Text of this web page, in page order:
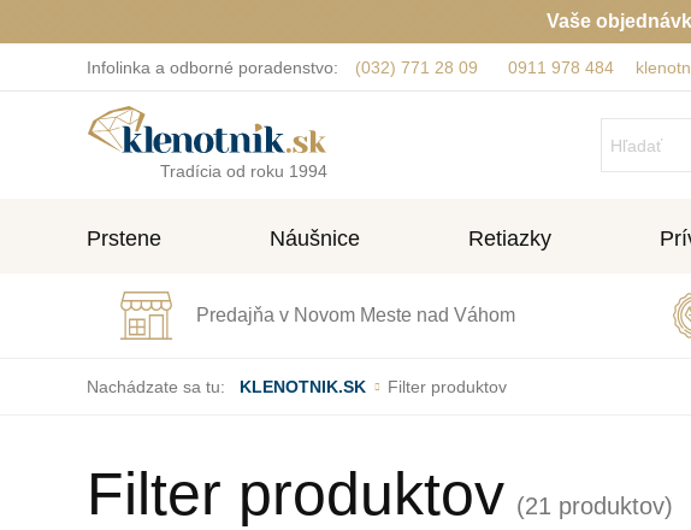
Vaše
Infolinka a odborné poradenstvo: (032) 771 28 09 0911 978 484
Tradícia od roku 1994
Prstene Náušnice Retiazky
Predajňa v Novom Meste nad Váhom
Nachádzate sa tu: KLENOTNIK.SK Filter produktov
Filter produktov (21 produktov)